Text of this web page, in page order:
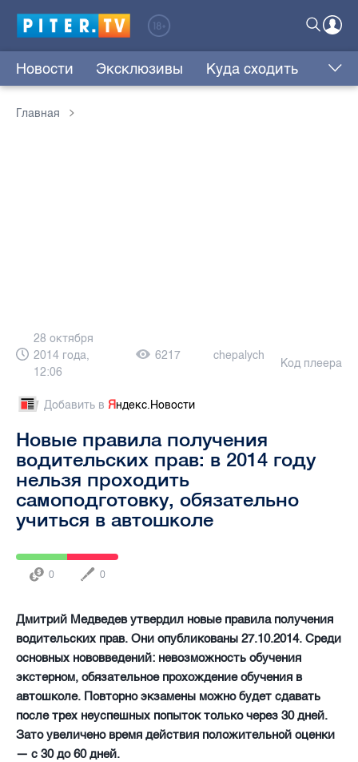
Новости Эксклюзивы Куда сходить
Главная
28 октября
2014 года,
12:06
6217 chepalych
Код плеера
Добавить в Яндекс.Новости
Новые правила получения
водительских прав: в 2014 году
нельзя проходить
самоподготовку, обязательно
учиться в автошколе
0 0
Дмитрий Медведев утвердил новые правила получения
водительских прав. Они опубликованы 27.10.2014. Среди
основных нововведений: невозможность обучения
экстерном, обязательное прохождение обучения в
автошколе. Повторно экзамены можно будет сдавать
после трех неуспешных попыток только через 30 дней.
Зато увеличено время действия положительной оценки
— с 30 до 60 дней.